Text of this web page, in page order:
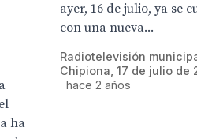
ayer, 16 de julio, ya se
con una nueva...
Radiotelevisión
Chipiona, 17 de julio de
hace 2 años
ha